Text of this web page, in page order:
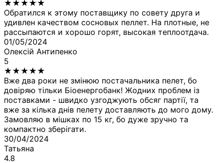
★ ★ ★ ★ ★
Обратился к этому поставщику по совету друга и
удивлен качеством сосновых пеллет. На плотные, не
рассыпаются и хорошо горят, высокая теплоотдача.
01/05/2024
Олексій Антипенко
5
★ ★ ★ ★ ★
Вже два роки не змінюю постачальника пелет, бо
довіряю тільки Біоенергобанк! Жодних проблем із
поставками - швидко узгоджують обсяг партії, та
вже за кілька днів пелету доставляють до мого дому.
Замовляю в мішках по 15 кг, бо дуже зручно та
компактно зберігати.
30/04/2024
Татьяна
4.8